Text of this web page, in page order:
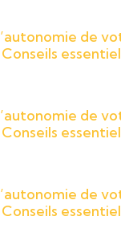
de
de
de